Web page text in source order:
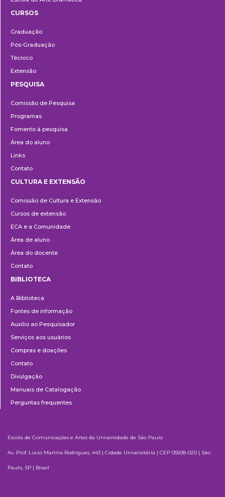
CURSOS
Graduação
Pós-Graduação
Técnico
Extensão
PESQUISA
Comissão de Pesquisa
Programas
Fomento à pesquisa
Área do aluno
Links
Contato
e
Extensão
CULTURA E EXTENSÃO
Comissão de Cultura e Extensão
Cursos de extensão
ECA e a Comunidade
Área de aluno
Área do docente
Contato
BIBLIOTECA
A Biblioteca
Fontes de informação
Auxílio ao Pesquisador
Serviços aos usuários
Compras e doações
Contato
Divulgação
Manuais de Catalogação
Perguntas frequentes
Escola de Comunicações e Artes da Universidade de São Paulo
Av. Prof. Lúcio Martins Rodrigues, 443 | Cidade Universitária | CEP 05508-020 | São
Paulo, SP | Brasil